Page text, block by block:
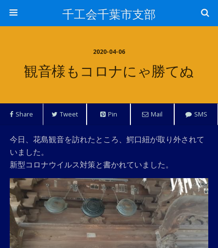
千工会千葉市支部
2020-04-06
観音様もコロナにゃ勝てぬ
Share Tweet Pin Mail SMS
今日、花島観音を訪れたところ、鰐口紐が取り外されて
いました。
新型コロナウイルス対策と書かれていました。